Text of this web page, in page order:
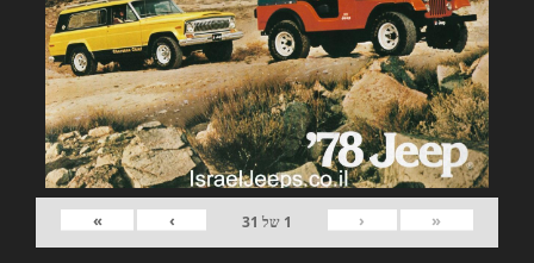
«
‹
1 של 31
›
»